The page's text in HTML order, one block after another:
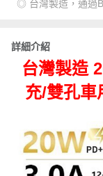
◎ 台灣製造，通過
詳細介紹
台灣製造
充/雙孔車